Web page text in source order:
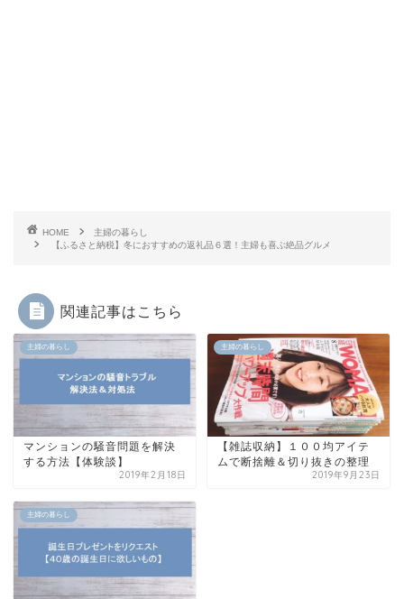
HOME
主婦の暮らし
【ふるさと納税】冬におすすめの返礼品６選！主婦も喜ぶ絶品グルメ
関連記事はこちら
主婦の暮らし
マンションの騒音問題を解決
する方法【体験談】
2019年2月18日
主婦の暮らし
【雑誌収納】１００均アイテ
ムで断捨離＆切り抜きの整理
2019年9月23日
主婦の暮らし